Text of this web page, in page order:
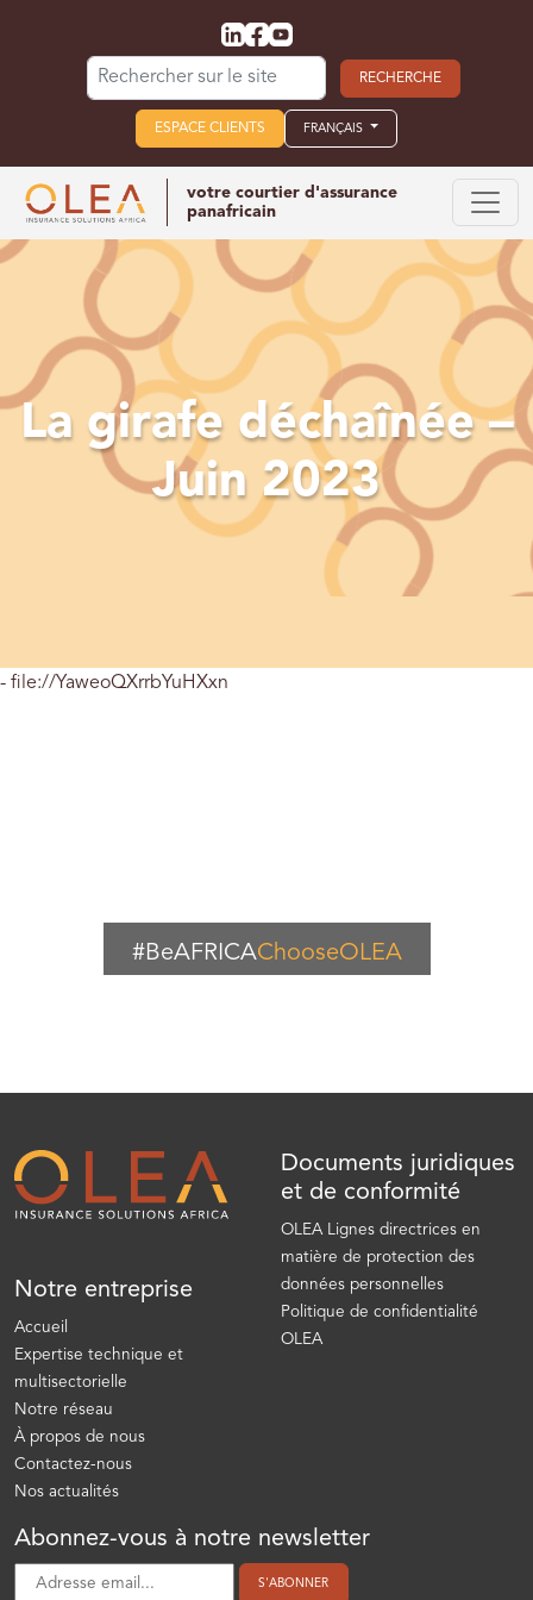
Search for:
ESPACE CLIENTS FRANÇAIS
votre courtier d'assurance
panafricain
La girafe déchaînée –
Juin 2023
- file://YaweoQXrrbYuHXxn
#BeAFRICAChooseOLEA
Notre entreprise
Accueil
Expertise technique et
multisectorielle
Notre réseau
À propos de nous
Contactez-nous
Nos actualités
Documents juridiques
et de conformité
OLEA Lignes directrices en
matière de protection des
données personnelles
Politique de confidentialité
OLEA
Abonnez-vous à notre newsletter
S'ABONNER